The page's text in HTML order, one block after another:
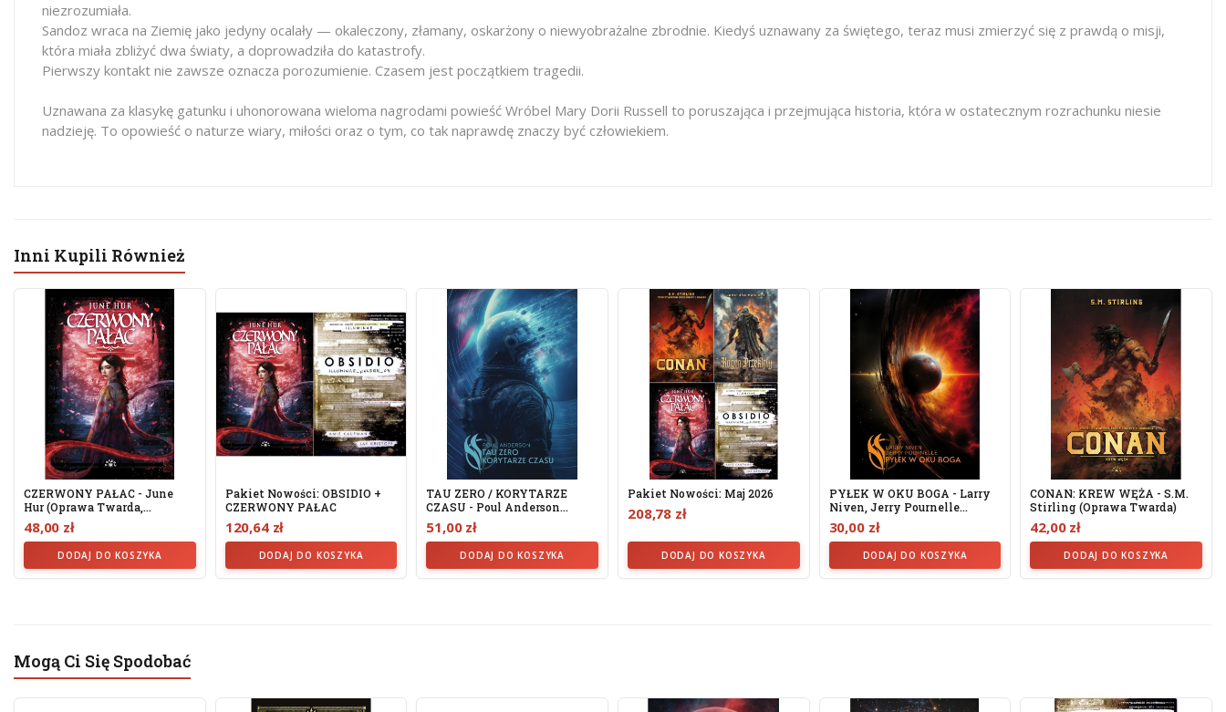
niezrozumiała.
Sandoz wraca na Ziemię jako jedyny ocalały — okaleczony, złamany, oskarżony o niewyobrażalne zbrodnie. Kiedyś uznawany za świętego, teraz musi zmierzyć się z prawdą o misji,
która miała zbliżyć dwa światy, a doprowadziła do katastrofy.
Pierwszy kontakt nie zawsze oznacza porozumienie. Czasem jest początkiem tragedii.
Uznawana za klasykę gatunku i uhonorowana wieloma nagrodami powieść Wróbel Mary Dorii Russell to poruszająca i przejmująca historia, która w ostatecznym rozrachunku niesie
nadzieję. To opowieść o naturze wiary, miłości oraz o tym, co tak naprawdę znaczy być człowiekiem.
Inni Kupili Również
CZERWONY PAŁAC - June
Hur (oprawa Twarda,
Barwione...
48,00 zł
DODAJ DO KOSZYKA
Pakiet Nowości: OBSIDIO +
CZERWONY PAŁAC
120,64 zł
DODAJ DO KOSZYKA
TAU ZERO / KORYTARZE
CZASU - Poul Anderson
(oprawa...
51,00 zł
DODAJ DO KOSZYKA
Pakiet Nowości: Maj 2026
208,78 zł
DODAJ DO KOSZYKA
PYŁEK W OKU BOGA - Larry
Niven, Jerry Pournelle...
30,00 zł
DODAJ DO KOSZYKA
CONAN: KREW WĘŻA - S.M.
Stirling (oprawa Twarda)
42,00 zł
DODAJ DO KOSZYKA
Mogą Ci Się Spodobać